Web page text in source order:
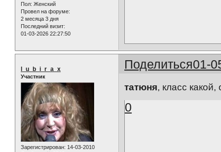
Пол: Женский
Провел на форуме:
2 месяца 3 дня
Последний визит:
01-03-2026 22:27:50
Поделиться01-
l_u_b_i_r_a_x
Участник
Зарегистрирован: 14-03-2010
татюня, класс
0